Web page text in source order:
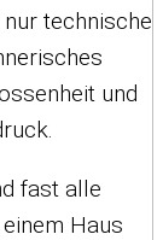
technische
und
fast alle
Haus